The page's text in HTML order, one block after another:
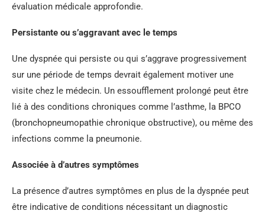
évaluation médicale approfondie.
Persistante ou s’aggravant avec le temps
Une dyspnée qui persiste ou qui s’aggrave progressivement
sur une période de temps devrait également motiver une
visite chez le médecin. Un essoufflement prolongé peut être
lié à des conditions chroniques comme l’asthme, la BPCO
(bronchopneumopathie chronique obstructive), ou même des
infections comme la pneumonie.
Associée à d’autres symptômes
La présence d’autres symptômes en plus de la dyspnée peut
être indicative de conditions nécessitant un diagnostic